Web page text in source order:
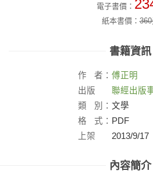
電子書價：
紙本書價：360
書籍資訊
作 者： 傅正明
出版
社：
聯經出版
類
別： 文學
格
式： PDF
上架
2013/9/17
內容簡介